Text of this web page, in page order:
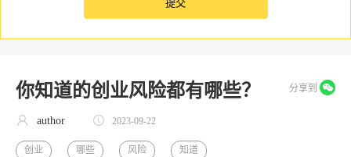
你知道的创业风险都有哪些？ 分享到
author 2023-09-22
创业 哪些 风险 知道